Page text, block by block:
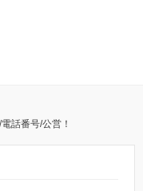
話番号/公営！